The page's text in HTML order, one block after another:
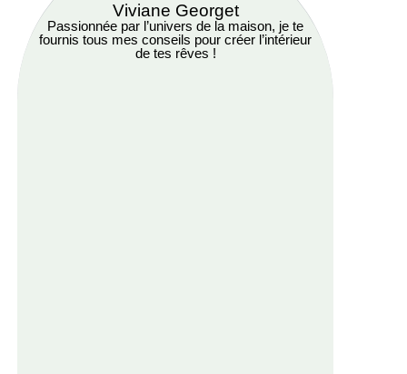
Viviane Georget
Passionnée par l’univers de la maison, je te
fournis tous mes conseils pour créer l’intérieur
de tes rêves !